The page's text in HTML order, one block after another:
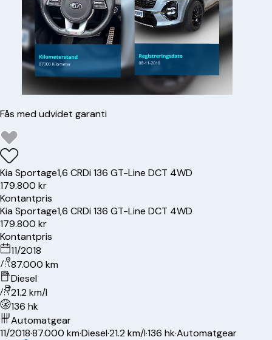
Fås med udvidet garanti
KiaSportage1,6 CRDi 136 GT-Line DCT 4WD
179.800 kr
Kontantpris
KiaSportage1,6 CRDi 136 GT-Line DCT 4WD
179.800 kr
Kontantpris
11/2018
87.000 km
Diesel
21.2 km/l
136 hk
Automatgear
11/2018·87.000 km·Diesel·21.2 km/l·136 hk·Automatgear